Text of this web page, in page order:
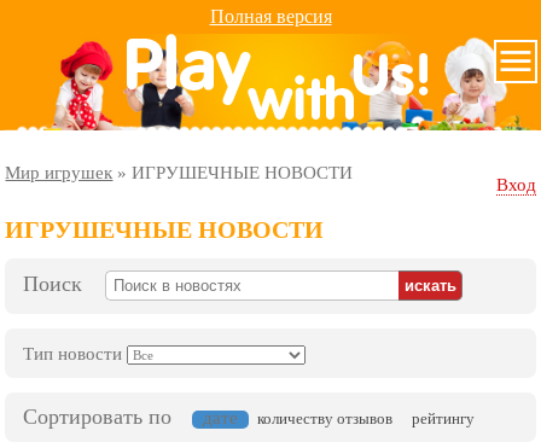
Полная версия
Мир игрушек »ИГРУШЕЧНЫЕ НОВОСТИ
Вход
ИГРУШЕЧНЫЕ НОВОСТИ
Поиск
Тип новости
Сортировать по дате количеству отзывов рейтингу